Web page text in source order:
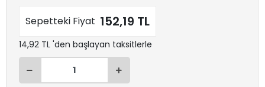
Sepetteki Fiyat 152,19 TL
14,92 TL 'den başlayan taksitlerle